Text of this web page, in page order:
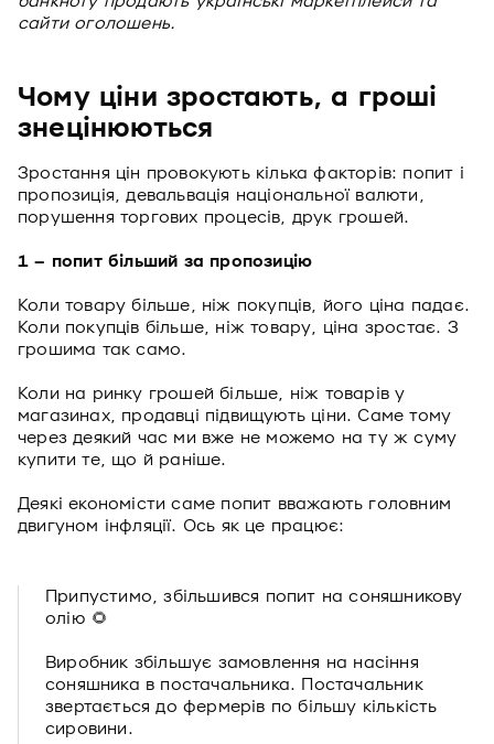
сайти оголошень.
Чому ціни зростають, а гроші
знецінюються
Зростання цін провокують кілька факторів: попит і
пропозиція, девальвація національної валюти,
порушення торгових процесів, друк грошей.
1 – попит більший за пропозицію
Коли товару більше, ніж покупців, його ціна падає.
Коли покупців більше, ніж товару, ціна зростає. З
грошима так само.
Коли на ринку грошей більше, ніж товарів у
магазинах, продавці підвищують ціни. Саме тому
через деякий час ми вже не можемо на ту ж суму
купити те, що й раніше.
Деякі економісти саме попит вважають головним
двигуном інфляції. Ось як це працює:
Припустимо, збільшився попит на соняшникову
олію 🌻
Виробник збільшує замовлення на насіння
соняшника в постачальника. Постачальник
звертається до фермерів по більшу кількість
сировини.